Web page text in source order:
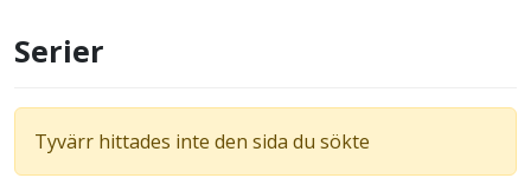
Serier
Tyvärr hittades inte den sida du sökte